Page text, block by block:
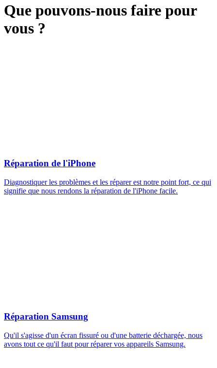
Que pouvons-nous faire pour
vous ?
Réparation de l'iPhone
Diagnostiquer les problèmes et les réparer est notre point fort, ce qui
signifie que nous rendons la réparation de l'iPhone facile.
Réparation Samsung
Qu'il s'agisse d'un écran fissuré ou d'une batterie déchargée, nous
avons tout ce qu'il faut pour réparer vos appareils Samsung.